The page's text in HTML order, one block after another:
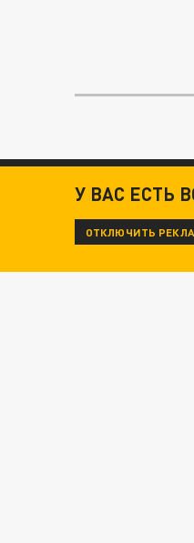
У ВАС ЕСТЬ
ОТКЛЮЧИТЬ